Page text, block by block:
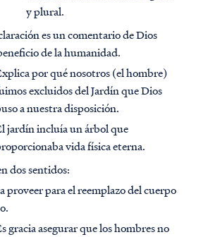
y plural.
es un comentario de Dios
de la humanidad.
por qué nosotros (el hombre)
excluidos del Jardín que Dios
a nuestra disposición.
jardín incluía un árbol que
vida física eterna.
dos sentidos:
proveer para el reemplazo del cuerpo
gracia asegurar que los hombres no